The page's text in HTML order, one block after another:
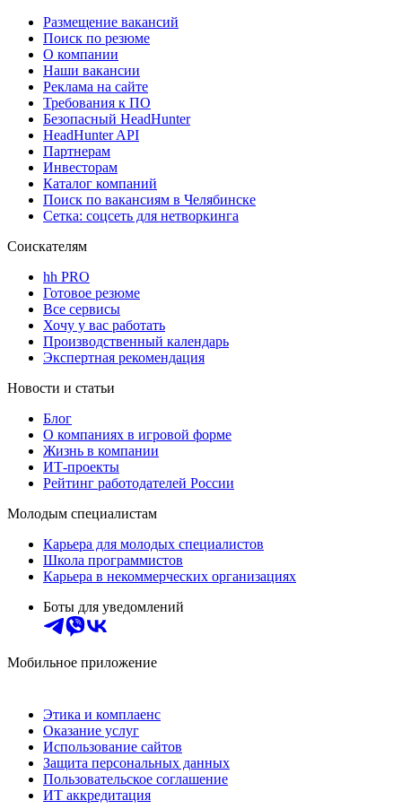
Размещение вакансий
Поиск по резюме
О компании
Наши вакансии
Реклама на сайте
Требования к ПО
Безопасный HeadHunter
HeadHunter API
Партнерам
Инвесторам
Каталог компаний
Поиск по вакансиям в Челябинске
Сетка: соцсеть для нетворкинга
Соискателям
hh PRO
Готовое резюме
Все сервисы
Хочу у вас работать
Производственный календарь
Экспертная рекомендация
Новости и статьи
Блог
О компаниях в игровой форме
Жизнь в компании
ИТ-проекты
Рейтинг работодателей России
Молодым специалистам
Карьера для молодых специалистов
Школа программистов
Карьера в некоммерческих организациях
Боты для уведомлений
Мобильное приложение
Этика и комплаенс
Оказание услуг
Использование сайтов
Защита персональных данных
Пользовательское соглашение
ИТ аккредитация